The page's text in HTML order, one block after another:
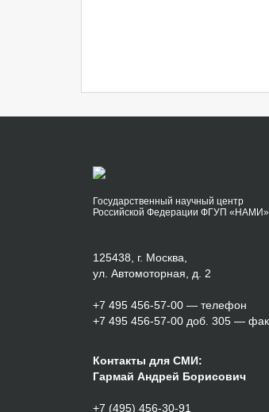
Государственный научный центр
Российской Федерации ФГУП «НАМИ»
125438, г. Москва,
ул. Автомоторная, д. 2
+7 495 456-57-00 — телефон
+7 495 456-57-00 доб. 305 —
Контакты для СМИ:
Гармай Андрей Борисович
+7 (495) 456-30-91